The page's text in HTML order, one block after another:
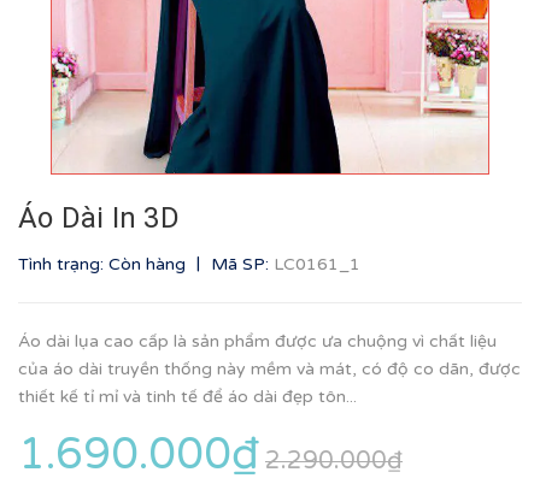
Áo Dài In 3D
Tình trạng: Còn hàng | Mã SP: LC0161_1
Áo dài lụa cao cấp là sản phẩm được ưa chuộng vì chất liệu
của áo dài truyền thống này mềm và mát, có độ co dãn, được
thiết kế tỉ mỉ và tinh tế để áo dài đẹp tôn...
1.690.000₫ 2.290.000₫